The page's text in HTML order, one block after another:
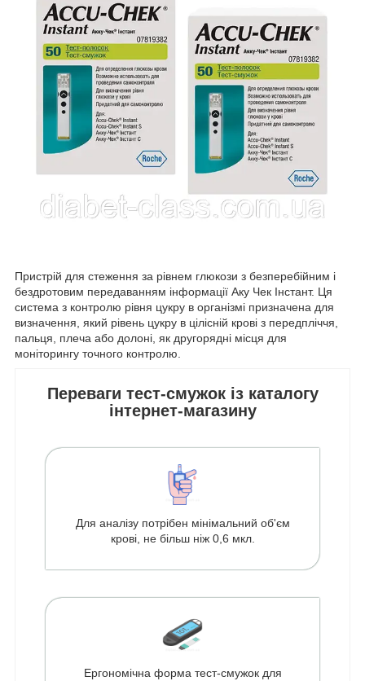
Пристрій для стеження за рівнем глюкози з безперебійним і
бездротовим передаванням інформації Аку Чек Інстант. Ця
система з контролю рівня цукру в організмі призначена для
визначення, який рівень цукру в цілісній крові з передпліччя,
пальця, плеча або долоні, як другорядні місця для
моніторингу точного контролю.
Переваги тест-смужок із каталогу
інтернет-магазину
Для аналізу потрібен мінімальний об'єм
крові, не більш ніж 0,6 мкл.
Ергономічна форма тест-смужок для